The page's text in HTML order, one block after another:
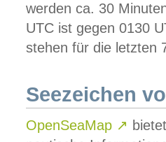
werden ca. 30
UTC ist gegen 0130
stehen für die letzten
Seezeichen
OpenSeaMap ↗